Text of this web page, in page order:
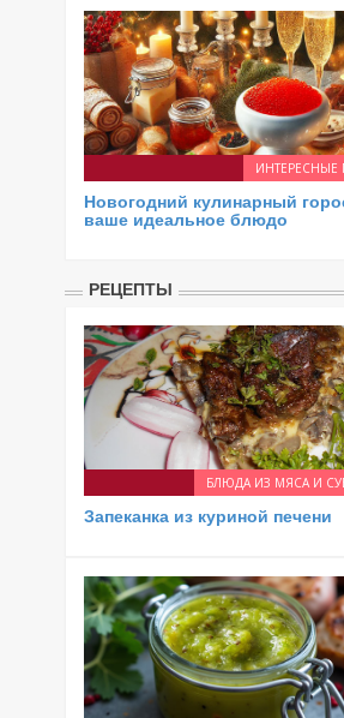
Новогодний кулинарный
ваше идеальное блюдо
РЕЦЕПТЫ
БЛЮДА ИЗ МЯСА И
Запеканка из куриной печени